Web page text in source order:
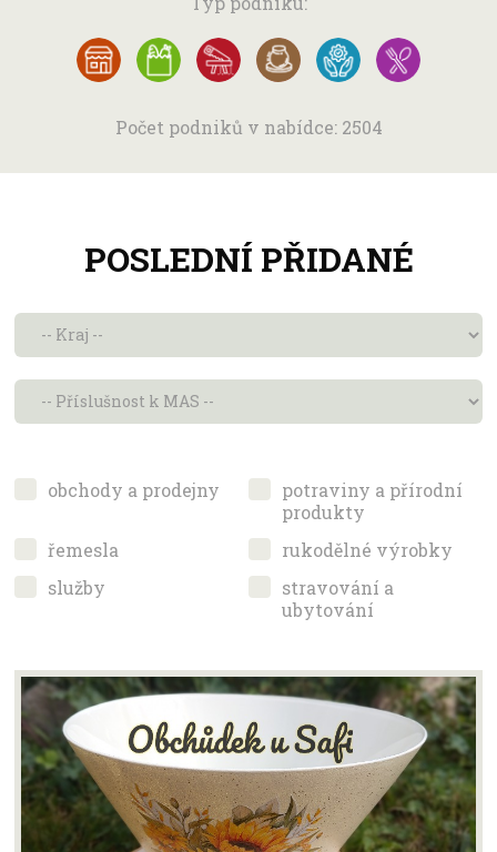
Počet podniků v nabídce: 2504
POSLEDNÍ PŘIDANÉ
obchody a prodejny
potraviny a přírodní
produkty
řemesla
rukodělné výrobky
služby
stravování a
ubytování